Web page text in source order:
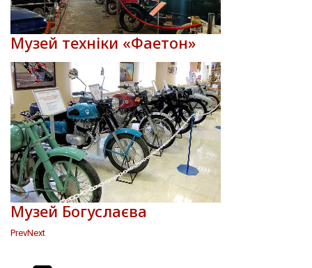
Музей техніки «Фаетон»
Музей Богуслаєва
PrevNext